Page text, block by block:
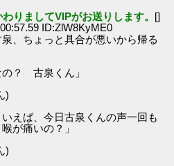
りましてVIPがお送りします。 []
ID:ZlW8KyME0
、ちょっと具合が悪いから帰る
？ 古泉くん」
)
えば、今日古泉くんの声一回も
が痛いの？」
)